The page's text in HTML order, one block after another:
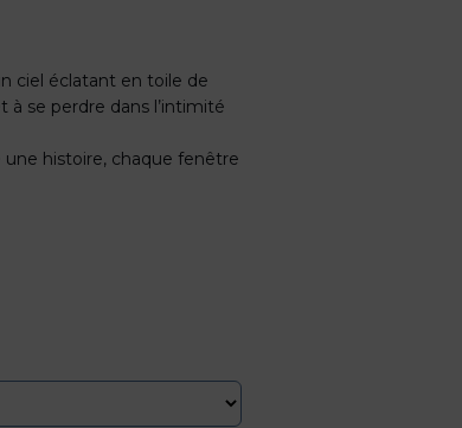
ciel éclatant en toile de
se perdre dans l’intimité
histoire, chaque fenêtre